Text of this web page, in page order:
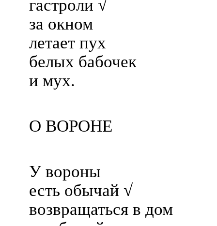
гастроли √
за окном
летает пух
белых бабочек
и мух.
О ВОРОНЕ
У вороны
есть обычай √
возвращаться в дом